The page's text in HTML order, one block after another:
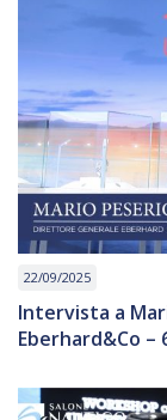
22/09/2025
Intervista a
Eberhard&Co –